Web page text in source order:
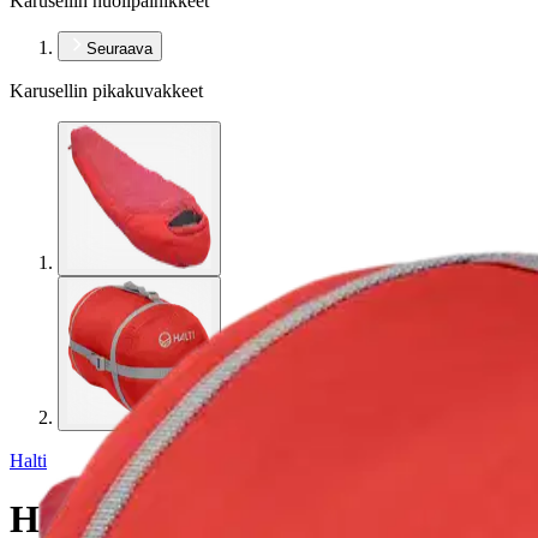
Seuraava
Karusellin pikakuvakkeet
Halti
Halti makuupussi Oxygen 30 L